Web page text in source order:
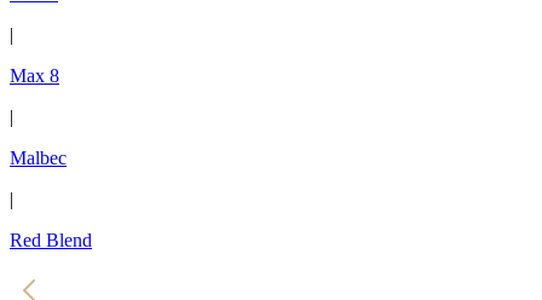
|
Max 8
|
Malbec
|
Red Blend